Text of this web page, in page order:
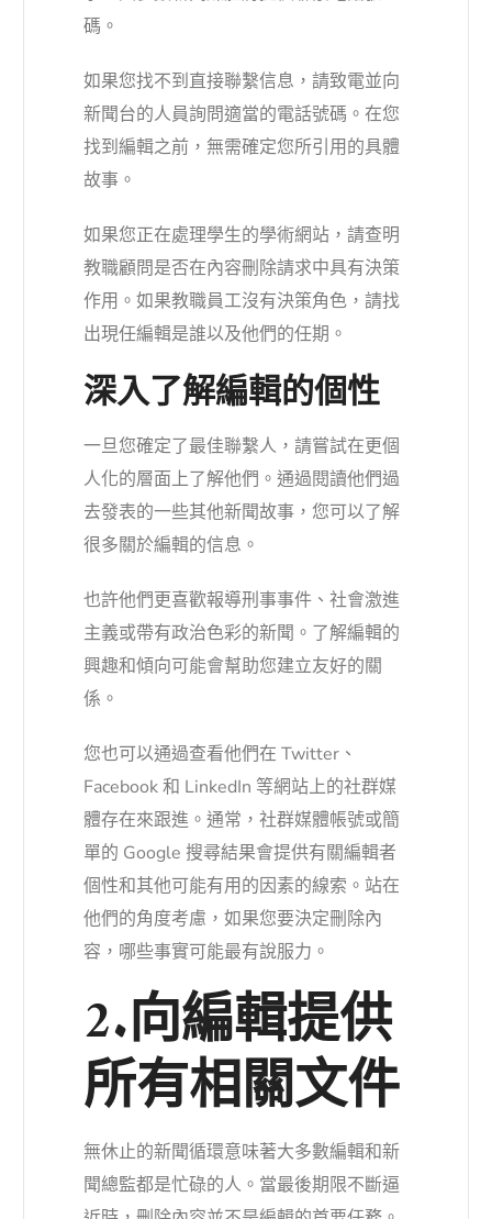
碼。
如果您找不到直接聯繫信息，請致電並向
新聞台的人員詢問適當的電話號碼。在您
找到編輯之前，無需確定您所引用的具體
故事。
如果您正在處理學生的學術網站，請查明
教職顧問是否在內容刪除請求中具有決策
作用。如果教職員工沒有決策角色，請找
出現任編輯是誰以及他們的任期。
深入了解編輯的個性
一旦您確定了最佳聯繫人，請嘗試在更個
人化的層面上了解他們。通過閱讀他們過
去發表的一些其他新聞故事，您可以了解
很多關於編輯的信息。
也許他們更喜歡報導刑事事件、社會激進
主義或帶有政治色彩的新聞。了解編輯的
興趣和傾向可能會幫助您建立友好的關
係。
您也可以通過查看他們在 Twitter、
Facebook 和 LinkedIn 等網站上的社群媒
體存在來跟進。通常，社群媒體帳號或簡
單的 Google 搜尋結果會提供有關編輯者
個性和其他可能有用的因素的線索。站在
他們的角度考慮，如果您要決定刪除內
容，哪些事實可能最有說服力。
2.向編輯提供
所有相關文件
無休止的新聞循環意味著大多數編輯和新
聞總監都是忙碌的人。當最後期限不斷逼